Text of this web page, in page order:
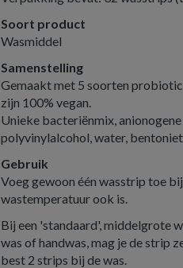
Soort product
Wasmiddel
Samenstelling
Gemaakt met 5 soorten
zijn 100% vegan.
Unieke bacteriënmix,
polyvinylalcohol, water,
Gebruik
Voeg gewoon één wasstrip toe
wastemperatuur ook is.
Bij een 'standaard', middelgrote
was of handwas, mag je de strip
best 2 strips bij de was.